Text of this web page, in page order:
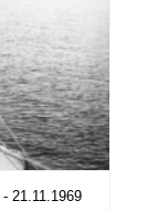
21.11.1969